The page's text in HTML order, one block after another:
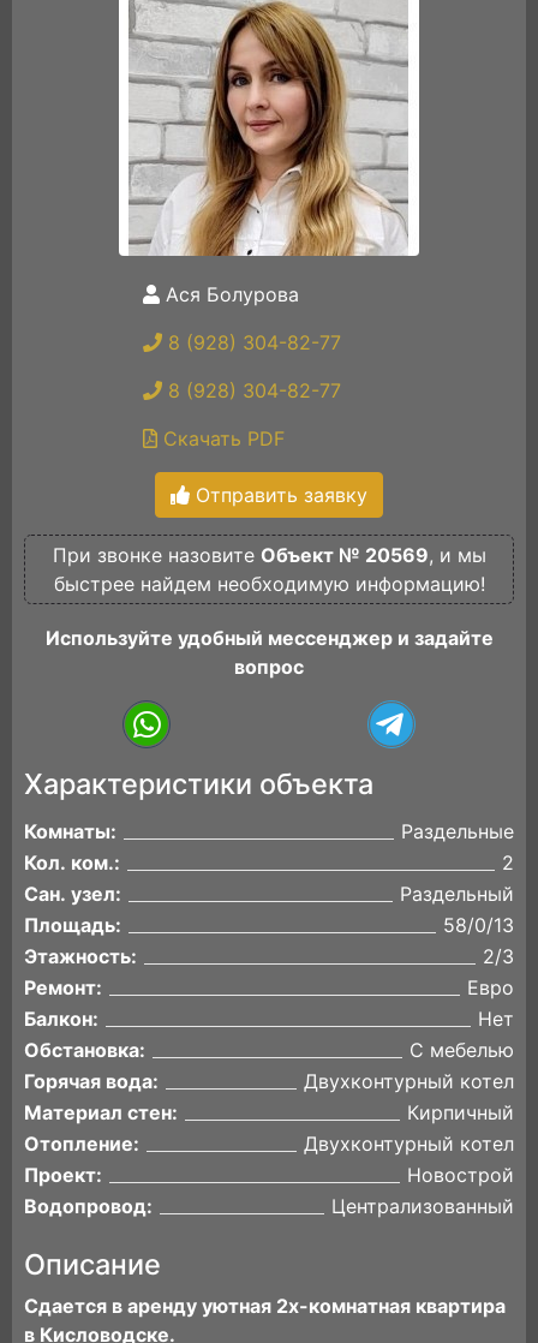
Ася Болурова
8 (928) 304-82-77
8 (928) 304-82-77
Скачать PDF
Отправить заявку
При звонке назовите Объект № 20569, и мы
быстрее найдем необходимую информацию!
Используйте удобный мессенджер и задайте
вопрос
Характеристики объекта
Комнаты:
Раздельные
Кол. ком.:
2
Сан. узел:
Раздельный
Площадь:
58/0/13
Этажность:
2/3
Ремонт:
Евро
Балкон:
Нет
Обстановка:
С мебелью
Горячая вода:
Двухконтурный котел
Материал стен:
Кирпичный
Отопление:
Двухконтурный котел
Проект:
Новострой
Водопровод:
Централизованный
Описание
Сдается в аренду уютная 2х-комнатная квартира
в Кисловодске.